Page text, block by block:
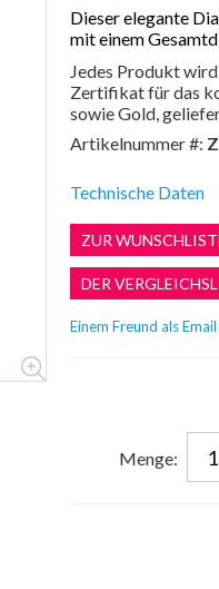
Dieser elegante
mit einem
Jedes Produkt
Zertifikat für das
sowie Gold,
Artikelnummer #:
Technische Daten
Menge: